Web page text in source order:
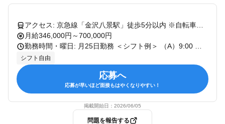
月給346,000円～700,000円
シフト自由
応募へ
応募が早いほど面接もはやくなりやすい！
掲載開始日： 2026/06/05
問題を報告する